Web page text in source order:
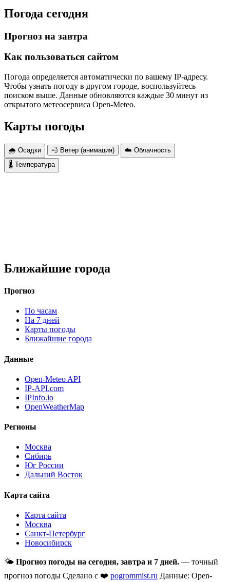
Погода сегодня
Прогноз на завтра
Как пользоваться сайтом
Погода определяется автоматически по вашему IP-адресу.
Чтобы узнать погоду в другом городе, воспользуйтесь
поиском выше. Данные обновляются каждые 30 минут из
открытого метеосервиса Open-Meteo.
Карты погоды
🌧 Осадки 💨 Ветер (анимация)
☁️ Облачность
🌡 Температура
Ближайшие города
Прогноз
По часам
На 7 дней
Карты погоды
Ближайшие города
Данные
Open-Meteo API
IP-API.com
IPInfo.io
OpenWeatherMap
Регионы
Москва
Сибирь
Юг России
Дальний Восток
Карта сайта
Карта сайта
Москва
Санкт-Петербург
Новосибирск
🌤 Прогноз погоды на сегодня, завтра и 7 дней. — точный
прогноз погоды Сделано с ❤️ pogrommist.ru Данные: Open-